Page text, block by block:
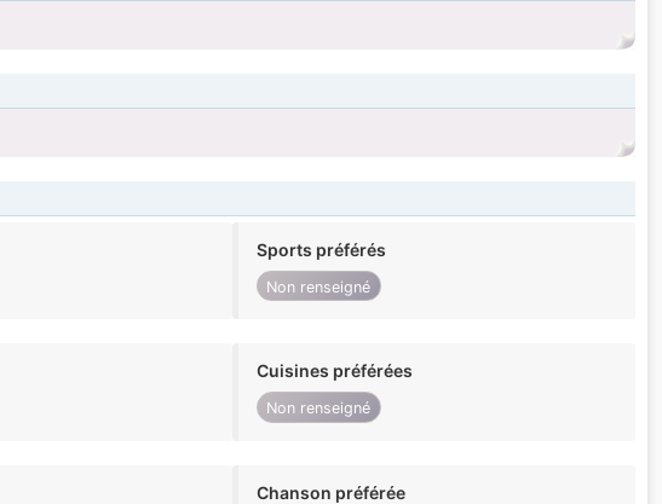
Sports préférés
Non renseigné
Cuisines préférées
Non renseigné
Chanson préférée